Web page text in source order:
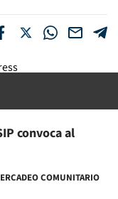
convoca al
COMUNITARIO